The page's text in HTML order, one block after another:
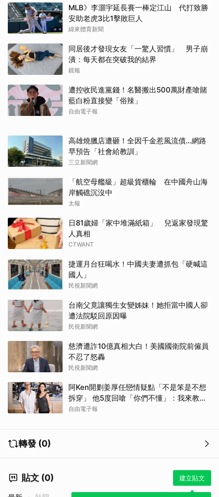
MLB》李灝宇延長賽一棒定江山 代打致勝
安助老虎3比1擊敗巨人
緯來體育新聞
同居後才發現女友「一驚人習慣」 男子崩
潰：每天都在突破我的結界
鏡報
遭控收民進黨錢！名醫搬出500萬財產嗆賭
藍白粉直接變「俗辣」
自由電子報
高雄燒臘店遭砸！全因千金惹風流債…網路
早預告「社會給教訓」
三立新聞網
「航空母艦級」超級貨櫃輪 在中國舟山海
岸觸礁沉沒中
太報
日81歲婦「家中堆滿紙箱」 兒返家發現驚
人真相
CTWANT
捷運月台狂喝水！中國夫妻遭抓包「硬喊這
國人」
民視新聞網
台南父竟讓獨生女變姊妹！她拒當中國人卻
遭法院駁回原因曝
民視新聞網
慈濟遭詐10億真相大白！美國國衛院前僱員
不忍了怒轟
民視新聞網
阿Ken開剿姜厚任戀情疑點「不是笨是不想
拆穿」 他5度回嗆「你們不懂」：我來教育
你們
自由電子報
轉發 (0)
貼文 (0) 建立貼文